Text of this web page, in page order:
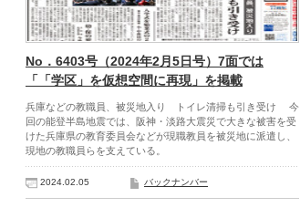
No．6403号（2024年2月5日号）7面では
「「学区」を仮想空間に再現」を掲載
兵庫などの教職員、被災地入り トイレ清掃も引き受け 今
回の能登半島地震では、阪神・淡路大震災で大きな被害を受
けた兵庫県の教育委員会などが現職教員を被災地に派遣し、
現地の教職員らを支えている。
2024.02.05 バックナンバー